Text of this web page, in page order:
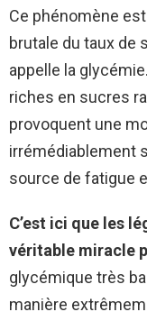
Ce phénomène
brutale du taux de
appelle la
riches en sucres
provoquent une
irrémédiablement
source de fatigue
C’est ici que les
véritable miracle
glycémique très
manière